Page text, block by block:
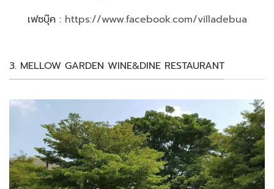
เฟซบุ๊ค : https://www.facebook.com/villadebua
3. MELLOW GARDEN WINE&DINE RESTAURANT